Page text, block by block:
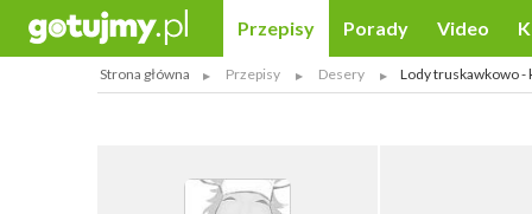
Przepisy Porady Video
Strona główna Przepisy Desery Lody truskawkowo -